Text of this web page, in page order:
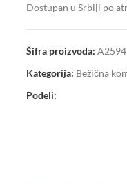
Dostupan u Srbiji po
Šifra proizvoda: A2594
Kategorija: Bežična
Podeli: